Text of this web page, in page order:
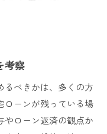
対策を実践
体像を解説
る分岐点とは
気に把握する方法
考察
るべきかは、多くの方
ローンが残っている場
やローン返済の観点か